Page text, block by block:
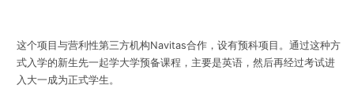
这个项目与营利性第三方机构Navitas合作，设有预科项目。通过这种方
式入学的新生先一起学大学预备课程，主要是英语，然后再经过考试进
入大一成为正式学生。